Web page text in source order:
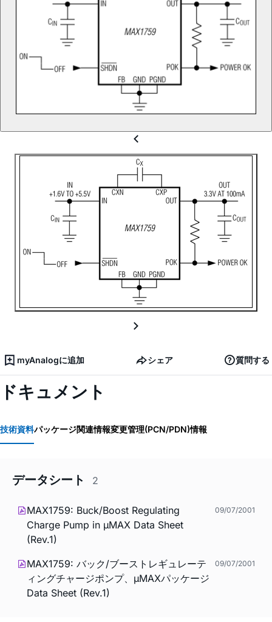
myAnalogに追加 シェア 質問する
ドキュメント
技術資料パッケージ関連情報変更管理(PCN/PDN)情報
データシート 2
MAX1759: Buck/Boost Regulating
Charge Pump in µMAX Data Sheet
(Rev.1)
09/07/2001
MAX1759: バック/ブーストレギュレーテ
ィングチャージポンプ、µMAXパッケージ
Data Sheet (Rev.1)
09/07/2001